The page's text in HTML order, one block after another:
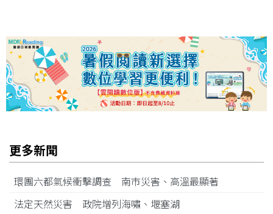
更多新聞
環團六都氣候衝擊調查 南市災害、高溫最顯著
法定天然災害 政院增列海嘯、堰塞湖